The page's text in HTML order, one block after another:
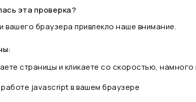
эта проверка?
вашего браузера привлекло наше внимание.
страницы и кликаете со скоростью,
javascript в вашем браузере